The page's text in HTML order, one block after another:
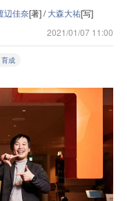
佳奈[著] /大森大祐[写]
2021/01/07 11:00
成